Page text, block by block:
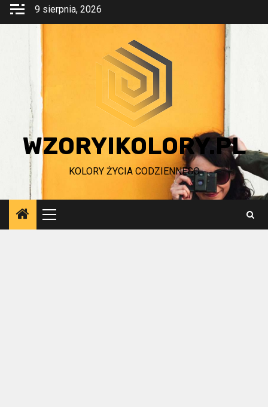
Przejdź
9 sierpnia, 2026
WZORYIKOLORY.PL
KOLORY ŻYCIA CODZIENNEGO
Menu
główne